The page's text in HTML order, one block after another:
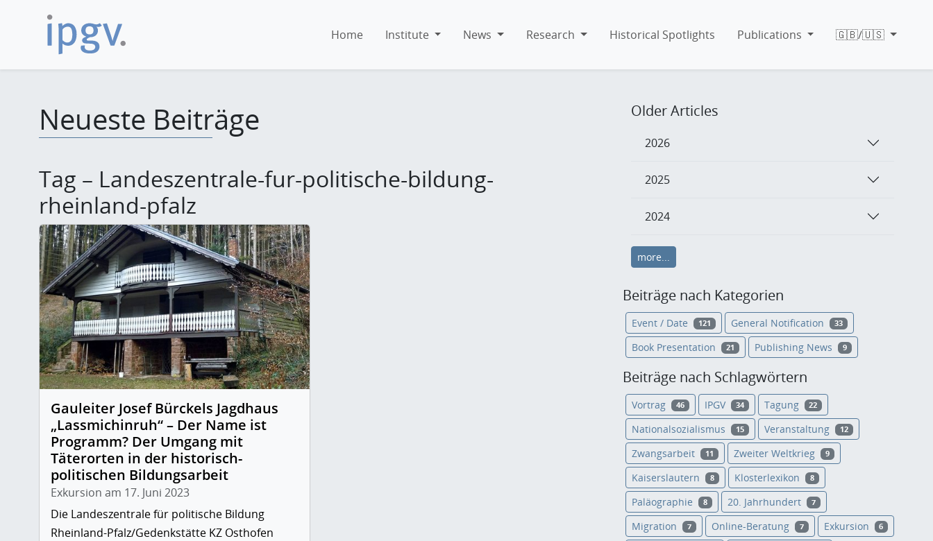
Home Institute News Research Historical Spotlights Publications 🇬🇧/🇺🇸
Neueste Beiträge
Tag – Landeszentrale-fur-politische-bildung-
rheinland-pfalz
Gauleiter Josef Bürckels Jagdhaus
„Lassmichinruh“ – Der Name ist
Programm? Der Umgang mit
Täterorten in der historisch-
politischen Bildungsarbeit
Exkursion am 17. Juni 2023
Die Landeszentrale für politische Bildung
Rheinland-Pfalz/Gedenkstätte KZ Osthofen
Older Articles
2026
2025
2024
more...
Beiträge nach Kategorien
Event / Date 121 General Notification 33
Book Presentation 21 Publishing News 9
Beiträge nach Schlagwörtern
Vortrag 46 IPGV 34 Tagung 22
Nationalsozialismus 15 Veranstaltung 12
Zwangsarbeit 11 Zweiter Weltkrieg 9
Kaiserslautern 8 Klosterlexikon 8
Paläographie 8 20. Jahrhundert 7
Migration 7 Online-Beratung 7 Exkursion 6